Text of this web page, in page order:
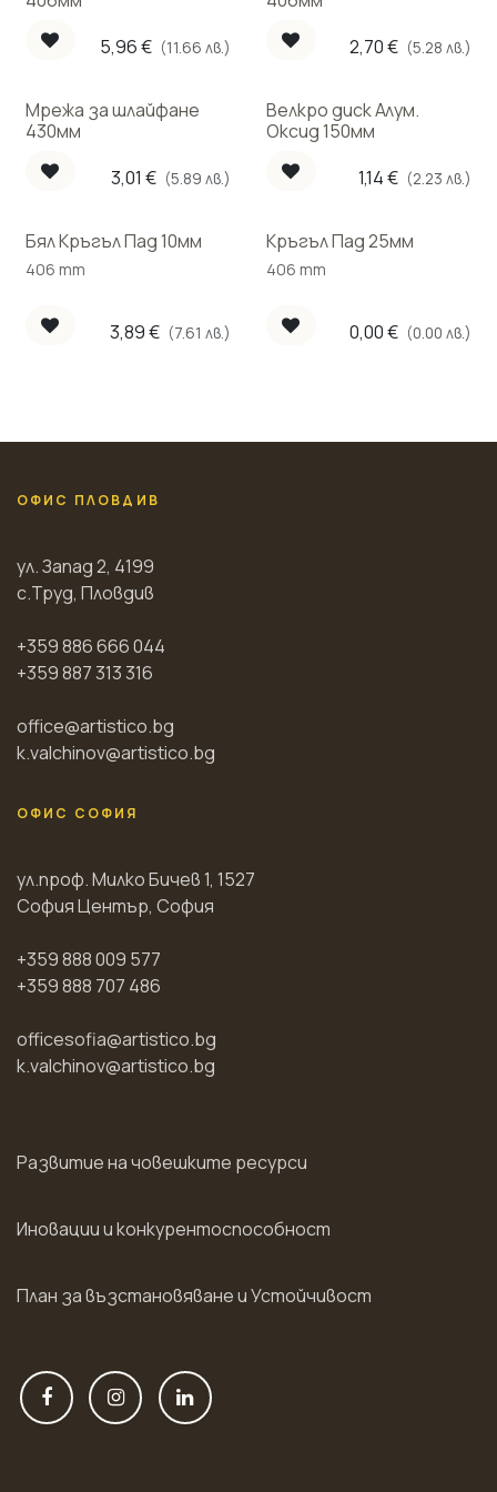
5,96€ (11.66 лв.)
2,70€ (5.28 лв.)
Мрежа за шлайфане
430мм
3,01 € (5.89 лв.)
Велкро диск Алум.
Оксид 150мм
1,14€ (2.23 лв.)
Бял Кръгъл Пад 10мм
406 mm
3,89€ (7.61 лв.)
Кръгъл Пад 25мм
406 mm
0,00€ (0.00 лв.)
ОФИС ПЛОВДИВ
ул. Запад 2, 4199
с.Труд, Пловдив
+359 886 666 044
+359 887 313 316
office@artistico.bg
k.valchinov@artistico.bg
ОФИС СОФИЯ
ул.проф. Милко Бичев 1, 1527
София Център, София
+359 888 009 577
+359 888 707 486
officesofia@artistico.bg
k.valchinov@artistico.bg
Развитие на човешките ресурси
Иновации и конкурентоспособност
План за възстановяване и Устойчивост